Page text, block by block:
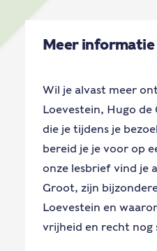
Meer informatie
Wil je alvast meer
Loevestein, Hugo
die je tijdens je
bereid je je voor op
onze lesbrief vind je
Groot, zijn
Loevestein en
vrijheid en recht nog